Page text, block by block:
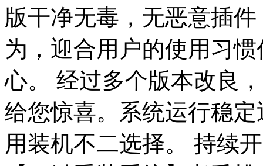
版干净无毒，无恶意插
为，迎合用户的使用习
心。 经过多个版本改良
给您惊喜。系统运行稳
用装机不二选择。 持续